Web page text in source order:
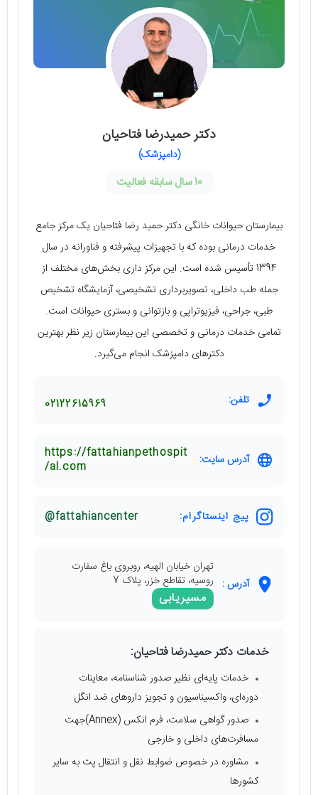
دکتر حمیدرضا فتاحیان
(دامپزشک)
10 سال سابقه فعالیت
بیمارستان حیوانات خانگی دکتر حمید رضا فتاحیان یک مرکز جامع
خدمات درمانی بوده که با تجهیزات پیشرفته و فناورانه در سال
1394 تأسیس شده است. این مرکز داری بخش‌های مختلف از
جمله طب داخلی، تصویربرداری تشخیصی، آزمایشگاه تشخیص
طبی، جراحی، فیزیوتراپی و بازتوانی و بستری حیوانات است.
تمامی خدمات درمانی و تخصصی این بیمارستان زیر نظر بهترین
دکترهای دامپزشک انجام می‌گیرد.
تلفن: 02122615969
آدرس سایت:
https://fattahianpethospit
al.com/
پیج اینستاگرام: fattahiancenter@
آدرس :
تهران خیابان الهیه، روبروی باغ سفارت
روسیه، تقاطع خزر، پلاک 7
مسیریابی
خدمات دکتر حمیدرضا فتاحیان:
خدمات پایه‌ای نظیر صدور شناسنامه، معاینات
دوره‌ای، واکسیناسیون و تجویز داروهای ضد انگل
صدور گواهی سلامت، فرم انکس (Annex)جهت
مسافرت‌های داخلی و خارجی
مشاوره در خصوص ضوابط نقل و انتقال پت به سایر
کشور‌ها